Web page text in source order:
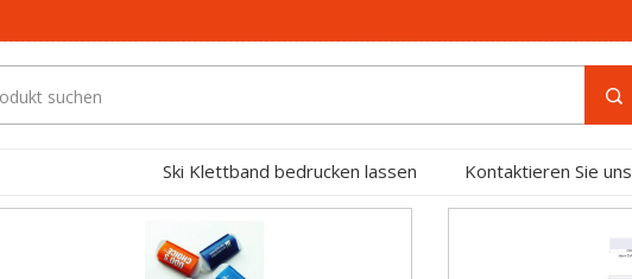
Ski Klettband bedrucken lassen Kontaktieren Sie uns